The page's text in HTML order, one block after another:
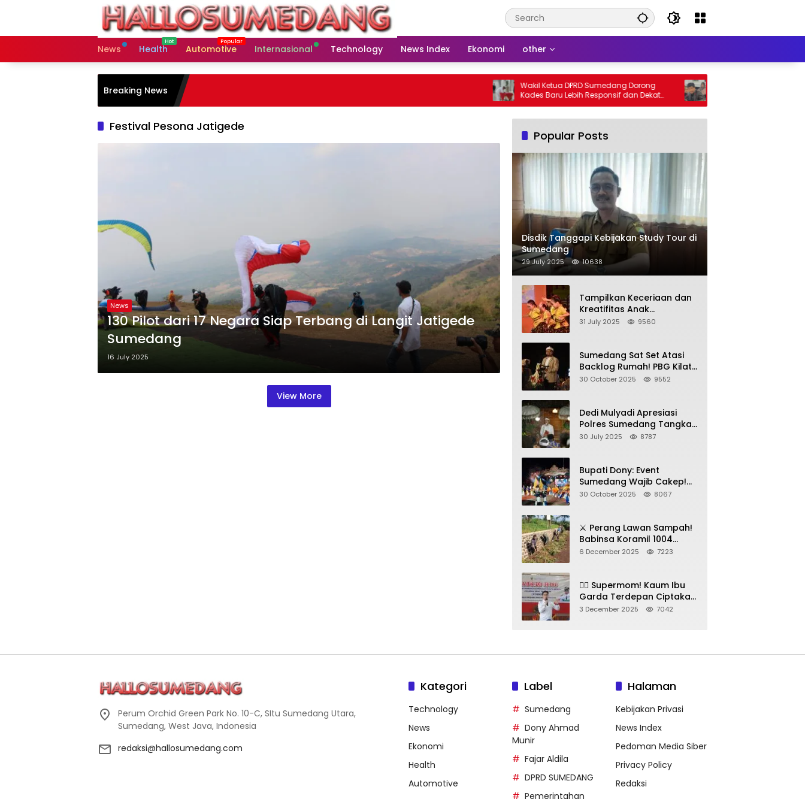
News
Health Automotive Internasional Technology News Index Ekonomi other
Breaking News
Wakil Ketua DPRD Sumedang Dorong
Kades Baru Lebih Responsif dan Dekat
Warga
DPRD Sumedang Fix-in Aturan
2026, Ini Isinya
Festival Pesona Jatigede
News
130 Pilot dari 17 Negara Siap Terbang di Langit Jatigede
Sumedang
16 July 2025
View More
Popular Posts
Disdik Tanggapi Kebijakan Study Tour di
Sumedang
29 July 2025 10638
Tampilkan Keceriaan dan
Kreatifitas Anak
Sumedang, Gebyar HAN
31 July 2025 9560
Sumedang Sat Set Atasi
Backlog Rumah! PBG Kilat
+ KUR Perumahan Jadi
30 October 2025 9552
Dedi Mulyadi Apresiasi
Polres Sumedang Tangkap
Wartawan Gadungan
30 July 2025 8787
Bupati Dony: Event
Sumedang Wajib Cakep!
Sosialisasi Wajib Nempel
30 October 2025 8067
⚔️ Perang Lawan Sampah!
Babinsa Koramil 1004
Tanjungsari Pimpin Warga
6 December 2025 7223
🦸‍♀️ Supermom! Kaum Ibu
Garda Terdepan Ciptakan
Generasi Unggul di
3 December 2025 7042
Perum Orchid Green Park No. 10-C, SItu Sumedang Utara,
Sumedang, West Java, Indonesia
redaksi@hallosumedang.com
Kategori
Technology
News
Ekonomi
Health
Automotive
Label
Sumedang
Dony Ahmad
Munir
Fajar Aldila
DPRD SUMEDANG
Pemerintahan
Halaman
Kebijakan Privasi
News Index
Pedoman Media Siber
Privacy Policy
Redaksi